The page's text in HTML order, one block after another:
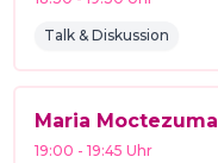
Talk & Diskussion
Maria Moctezuma
19:00 -19:45 Uhr